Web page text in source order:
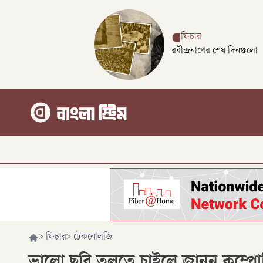
ফিচার
রবীন্দ্রনাথের শেষ দিনগুলো
> ফিচার> টেকনোলজি